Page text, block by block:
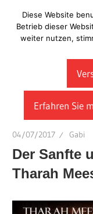
Inhalt
springen
04/07/2017 Gabi
Der Sanfte
Tharah
Diese Website
Betrieb dieser
weiter nutzen,
Erfahren Sie